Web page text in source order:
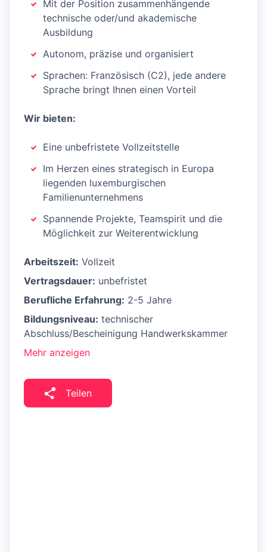
Mit der Position zusammenhängende
technische oder/und akademische
Ausbildung
Autonom, präzise und organisiert
Sprachen: Französisch (C2), jede andere
Sprache bringt Ihnen einen Vorteil
Wir bieten:
Eine unbefristete Vollzeitstelle
Im Herzen eines strategisch in Europa
liegenden luxemburgischen
Familienunternehmens
Spannende Projekte, Teamspirit und die
Möglichkeit zur Weiterentwicklung
Arbeitszeit: Vollzeit
Vertragsdauer: unbefristet
Berufliche Erfahrung: 2-5 Jahre
Bildungsniveau: technischer
Abschluss/Bescheinigung Handwerkskammer
Mehr anzeigen
Teilen